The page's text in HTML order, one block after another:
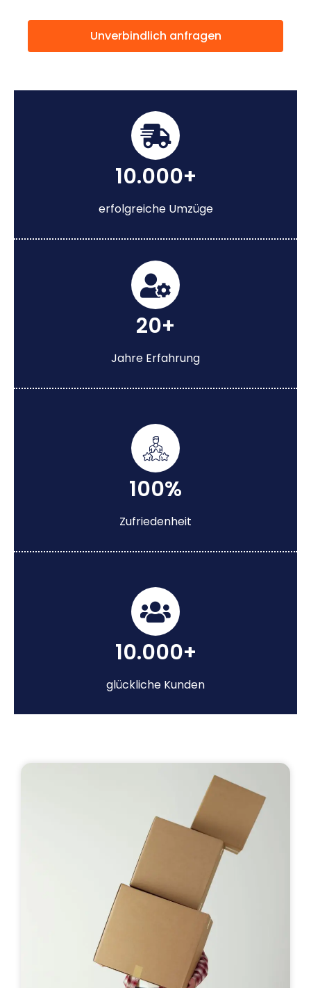
Unverbindlich anfragen
10.000+
erfolgreiche Umzüge
20+
Jahre Erfahrung
100%
Zufriedenheit
10.000+
glückliche Kunden